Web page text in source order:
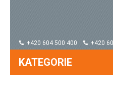
+420 604 500 400 +420
KATEGORIE